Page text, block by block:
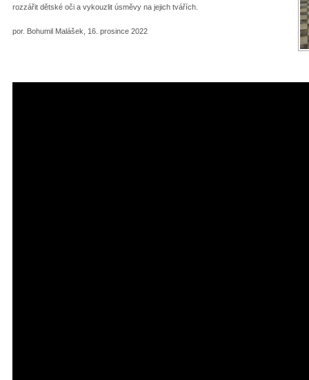
rozzářit dětské oči a vykouzlit úsměvy na jejich tvářích.
por. Bohumil Malášek, 16. prosince 2022